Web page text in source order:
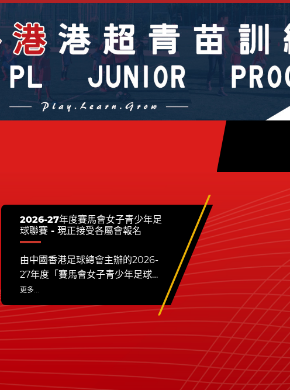
2026-27年度賽馬會女子青少年足
球聯賽 - 現正接受各屬會報名
由中國香港足球總會主辦的2026-
27年度「賽馬會女子青少年足球聯
賽」將繼續獲得香港賽馬會慈善信
託基金全力支持，成為賽事主要合
作伙伴，以及康樂及文化事務署為
資助機構。本賽事旨在透過具規模
的女子青少年足球聯賽，讓女子青
少年球員有更多機會參與足球賽
事，提升本地女子足球水平。
更多...